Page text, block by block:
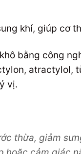
khí, giúp cơ
bằng công
atractylol,
vị.
thừa, giảm